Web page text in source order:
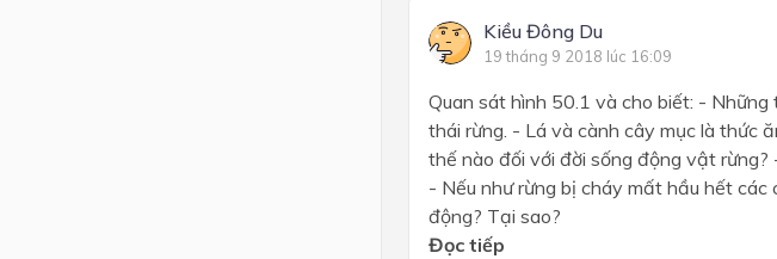
Kiều Đông Du
19 tháng 9 2018 lúc 16:09
Quan sát hình 50.1 và cho biết: -
thái rừng. - Lá và cành cây mục là thức
thế nào đối với đời sống động vật
- Nếu như rừng bị cháy mất hầu hết các
động? Tại sao?
Đọc tiếp